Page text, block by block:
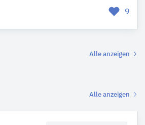
9
Alle anzeigen
Alle anzeigen